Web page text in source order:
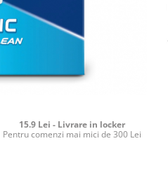
15.9 Lei - Livrare in locker
Pentru comenzi mai mici de 300 Lei